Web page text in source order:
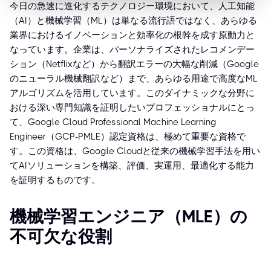
今日の急速に進化するテクノロジー環境において、人工知能
（AI）と機械学習（ML）は単なる流行語ではなく、あらゆる
業界におけるイノベーションと効率化の根幹を成す原動力と
なっています。企業は、パーソナライズされたレコメンデー
ション（Netflixなど）から翻訳エラーの大幅な削減（Google
のニューラル機械翻訳など）まで、あらゆる用途で高度なML
アルゴリズムを活用しています。このダイナミックな分野に
おける深い専門知識を証明したいプロフェッショナルにとっ
て、Google Cloud Professional Machine Learning
Engineer（GCP-PMLE）認定資格は、極めて重要な資格で
す。この資格は、Google Cloudと従来の機械学習手法を用い
てAIソリューションを構築、評価、実運用、最適化する能力
を証明するものです。
機械学習エンジニア（MLE）の
不可欠な役割